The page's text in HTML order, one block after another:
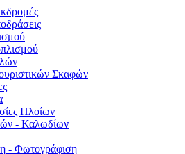
Σκαφών
Πλοίων
- Καλωδίων
- Φωτογράφιση